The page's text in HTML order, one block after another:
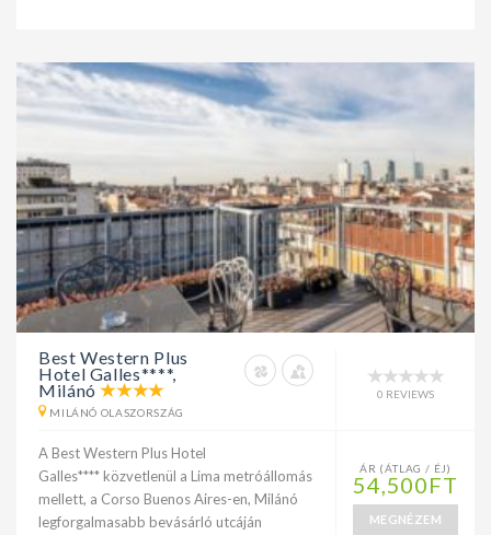
Best Western Plus
Hotel Galles****,
Milánó
MILÁNÓ OLASZORSZÁG
0 REVIEWS
A Best Western Plus Hotel
Galles**** közvetlenül a Lima metróállomás
mellett, a Corso Buenos Aires-en, Milánó
legforgalmasabb bevásárló utcáján
ÁR (ÁTLAG / ÉJ)
54,500FT
MEGNÉZEM